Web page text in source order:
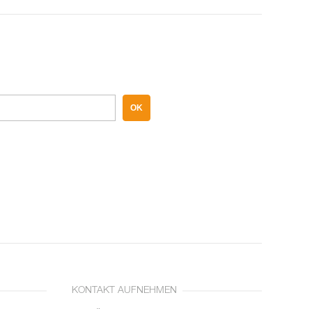
OK
KONTAKT AUFNEHMEN